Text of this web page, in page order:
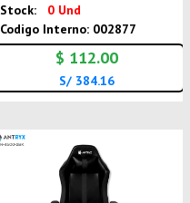
Stock:
0 Und
Codigo Interno: 002877
$ 112.00
S/ 384.16